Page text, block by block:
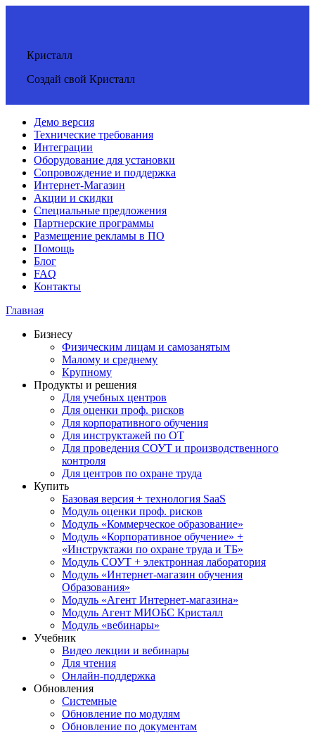
Кристалл
Создай свой Кристалл
Демо версия
Технические требования
Интеграции
Оборудование для установки
Сопровождение и поддержка
Интернет-Магазин
Акции и скидки
Специальные предложения
Партнерские программы
Размещение рекламы в ПО
Помощь
Блог
FAQ
Контакты
Главная
Бизнесу
Физическим лицам и самозанятым
Малому и среднему
Крупному
Продукты и решения
Для учебных центров
Для оценки проф. рисков
Для корпоративного обучения
Для инструктажей по ОТ
Для проведения СОУТ и производственного
контроля
Для центров по охране труда
Купить
Базовая версия + технология SaaS
Модуль оценки проф. рисков
Модуль «Коммерческое образование»
Модуль «Корпоративное обучение» +
«Инструктажи по охране труда и ТБ»
Модуль СОУТ + электронная лаборатория
Модуль «Интернет-магазин обучения
Образования»
Модуль «Агент Интернет-магазина»
Модуль Агент МИОБС Кристалл
Модуль «вебинары»
Учебник
Видео лекции и вебинары
Для чтения
Онлайн-поддержка
Обновления
Системные
Обновление по модулям
Обновление по документам